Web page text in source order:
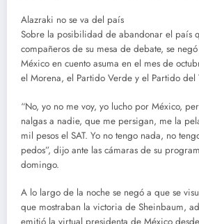
Alazraki no se va del país
Sobre la posibilidad de abandonar el país
compañeros de su mesa de debate, se
México en cuento asuma en el mes de
el Morena, el Partido Verde y el Partido del
“No, yo no me voy, yo lucho por México,
nalgas a nadie, que me persigan, me la
mil pesos el SAT. Yo no tengo nada, no
pedos”, dijo ante las cámaras de su
domingo.
A lo largo de la noche se negó a que se
que mostraban la victoria de Sheinbaum,